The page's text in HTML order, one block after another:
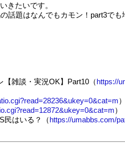
きたいです。
話題はなんでもカモン！part3で
雑談・実況OK】Part10（https://
）
民はいる？（https://umabbs.com/